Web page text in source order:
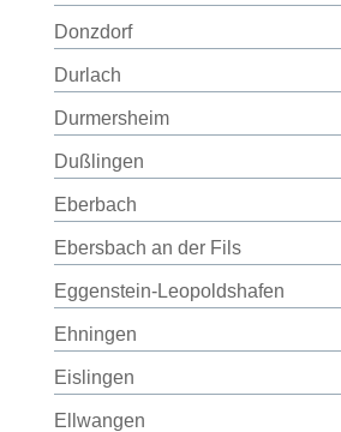
Donzdorf
Durlach
Durmersheim
Dußlingen
Eberbach
Ebersbach an der Fils
Eggenstein-Leopoldshafen
Ehningen
Eislingen
Ellwangen